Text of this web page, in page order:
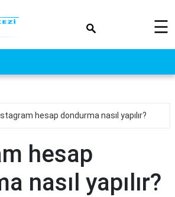
☰
hesap dondurma nasıl yapılır?
hesap
nasıl yapılır?